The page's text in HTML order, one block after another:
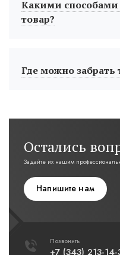
Какими способами
товар?
Где можно забрать
Остались
Задайте их нашим
Напишите нам
Позвонить
+7 (343) 213-14-